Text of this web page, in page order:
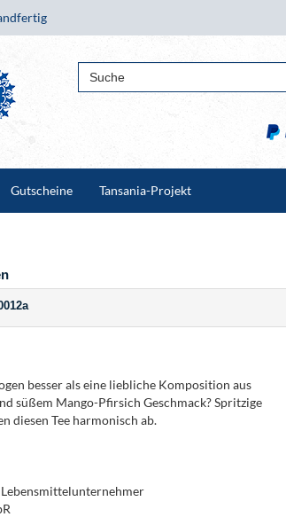
Gutscheine Tansania-Projekt
besser als eine liebliche Komposition aus
süßem Mango-Pfirsich Geschmack? Spritzige
diesen Tee harmonisch ab.